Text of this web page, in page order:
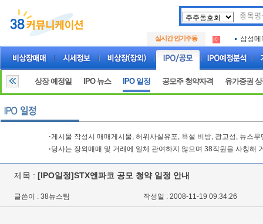
실시간 인기주동
.
아크로
삼성메
.
아크로
아하
상장 예정일 IPO 뉴스 IPO 일정 공모주 청약자격 유가증권
·게시물 작성시 매매게시물, 허위사실유포, 욕설 비방, 광고성, 뉴스
·당사는 장외매매 및 거래에 일체 관여하지 않으며 38직원을 사칭해
제목 : [IPO일정]STX엔파코 공모 청약 일정 안내
글쓴이 : 38뉴스팀 작성일 : 2008-11-19 09:34:26